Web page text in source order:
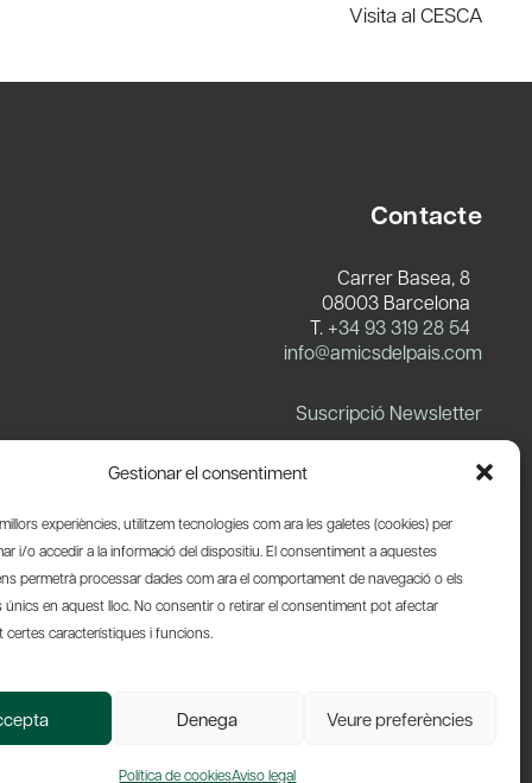
Gestionar el consentiment
experiències, utilitzem tecnologies com ara les galetes (cookies) per
i/o accedir a la informació del dispositiu. El consentiment a aquestes
permetrà processar dades com ara el comportament de navegació o els
únics en aquest lloc. No consentir o retirar el consentiment pot afectar
certes característiques i funcions.
Denega Veure preferències
Política de cookiesAviso legal
Visita al CESCA
Contacte
Carrer Basea, 8
08003 Barcelona
T. +34 93 319 28 54
info@amicsdelpais.com
Suscripció Newsletter
YouTube